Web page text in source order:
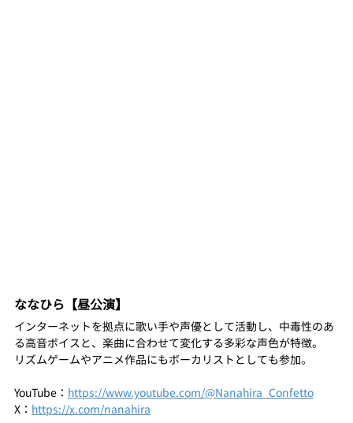
ななひら【昼公演】
インターネットを拠点に歌い手や声優として活動し、中毒性のあ
る高音ボイスと、楽曲に合わせて変化する多彩な声色が特徴。
リズムゲームやアニメ作品にもボーカリストとしても参加。
YouTube： https://www.youtube.com/@Nanahira_Confetto
X： https://x.com/nanahira